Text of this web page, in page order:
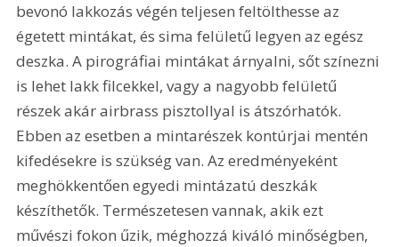
bevonó lakkozás végén teljesen feltölthesse az
égetett mintákat, és sima felületű legyen az egész
deszka. A pirográfiai mintákat árnyalni, sőt színezni
is lehet lakk filcekkel, vagy a nagyobb felületű
részek akár airbrass pisztollyal is átszórhatók.
Ebben az esetben a mintarészek kontúrjai mentén
kifedésekre is szükség van. Az eredményeként
meghökkentően egyedi mintázatú deszkák
készíthetők. Természetesen vannak, akik ezt
művészi fokon űzik, méghozzá kiváló minőségben,